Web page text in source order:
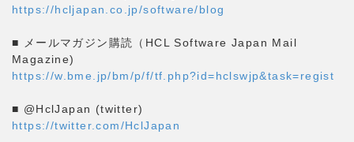
https://hcljapan.co.jp/software/blog
■ メールマガジン購読（HCL Software Japan Mail
Magazine)
https://w.bme.jp/bm/p/f/tf.php?id=hclswjp&task=regist
■ @HclJapan (twitter)
https://twitter.com/HclJapan